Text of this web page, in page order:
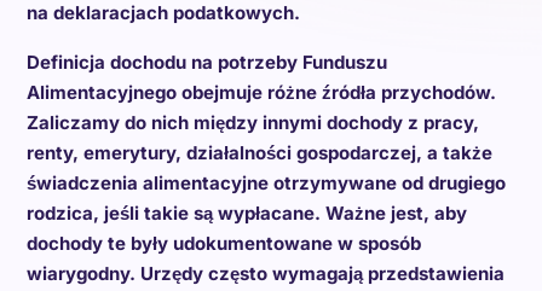
na deklaracjach podatkowych.
Definicja dochodu na potrzeby Funduszu
Alimentacyjnego obejmuje różne źródła przychodów.
Zaliczamy do nich między innymi dochody z pracy,
renty, emerytury, działalności gospodarczej, a także
świadczenia alimentacyjne otrzymywane od drugiego
rodzica, jeśli takie są wypłacane. Ważne jest, aby
dochody te były udokumentowane w sposób
wiarygodny. Urzędy często wymagają przedstawienia